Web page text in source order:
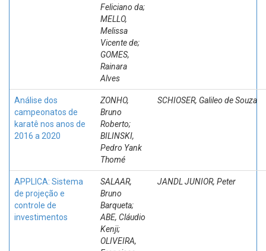
Feliciano da;
MELLO,
Melissa
Vicente de;
GOMES,
Rainara
Alves
Análise dos
campeonatos de
karatê nos anos de
2016 a 2020
ZONHO,
Bruno
Roberto;
BILINSKI,
Pedro Yank
Thomé
SCHIOSER, Galileo de Souza
APPLICA: Sistema
de projeção e
controle de
investimentos
SALAAR,
Bruno
Barqueta;
ABE, Cláudio
Kenji;
OLIVEIRA,
JANDL JUNIOR, Peter